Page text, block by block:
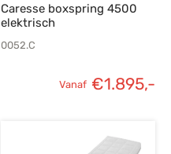
Caresse boxspring 4500
elektrisch
0052.C
Vanaf €1.895,-